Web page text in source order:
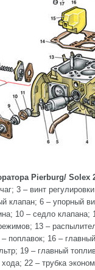
Pierburg/ Solex
3 – винт
клапан; 6 – упорный
10 – седло клапана;
13 –
поплавок; 16 –
19 – главный
22 – трубка